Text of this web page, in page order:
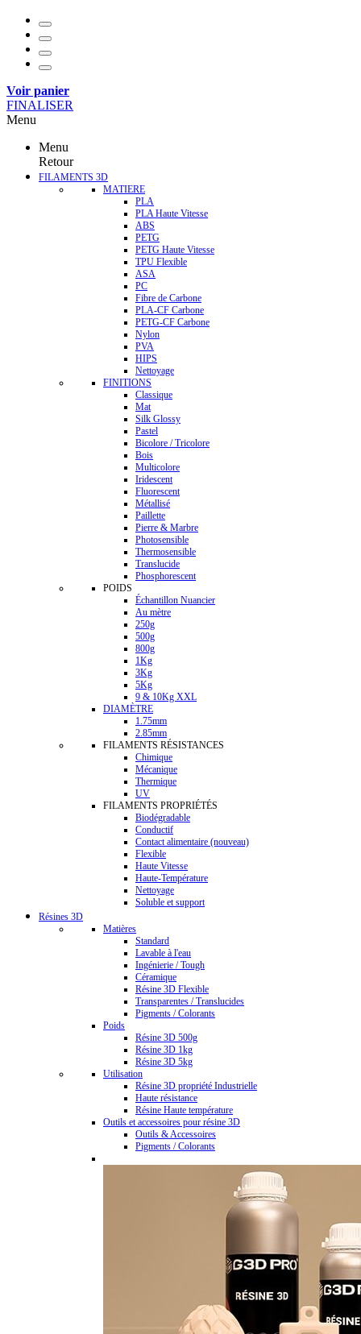
Voir panier
FINALISER
Menu
Menu
Retour
FILAMENTS 3D
MATIERE
PLA
PLA Haute Vitesse
ABS
PETG
PETG Haute Vitesse
TPU Flexible
ASA
PC
Fibre de Carbone
PLA-CF Carbone
PETG-CF Carbone
Nylon
PVA
HIPS
Nettoyage
FINITIONS
Classique
Mat
Silk Glossy
Pastel
Bicolore / Tricolore
Bois
Multicolore
Iridescent
Fluorescent
Métallisé
Paillette
Pierre & Marbre
Photosensible
Thermosensible
Translucide
Phosphorescent
POIDS
Échantillon Nuancier
Au mètre
250g
500g
800g
1Kg
3Kg
5Kg
9 & 10Kg XXL
DIAMÈTRE
1.75mm
2.85mm
FILAMENTS RÉSISTANCES
Chimique
Mécanique
Thermique
UV
FILAMENTS PROPRIÉTÉS
Biodégradable
Conductif
Contact alimentaire (nouveau)
Flexible
Haute Vitesse
Haute-Température
Nettoyage
Soluble et support
Résines 3D
Matières
Standard
Lavable à l'eau
Ingénierie / Tough
Céramique
Résine 3D Flexible
Transparentes / Translucides
Pigments / Colorants
Poids
Résine 3D 500g
Résine 3D 1kg
Résine 3D 5kg
Utilisation
Résine 3D propriété Industrielle
Haute résistance
Résine Haute température
Outils et accessoires pour résine 3D
Outils & Accessoires
Pigments / Colorants